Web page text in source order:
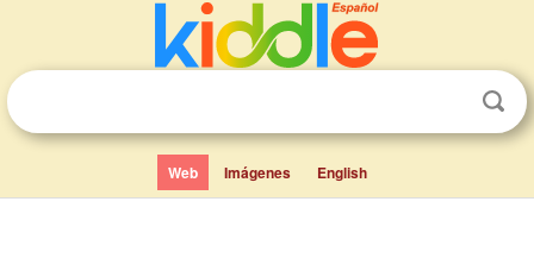
Web Imágenes English